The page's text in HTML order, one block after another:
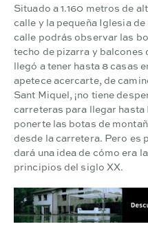
Situado a 1.160 metros de
calle y la pequeña Iglesia
calle podrás observar las
techo de pizarra y balcones
llegó a tener hasta 8 casas
apetece acercarte, de
Sant Miquel, ¡no tiene
carreteras para llegar
ponerte las botas de
desde la carretera. Pero es
dará una idea de cómo era
principios del siglo XX.